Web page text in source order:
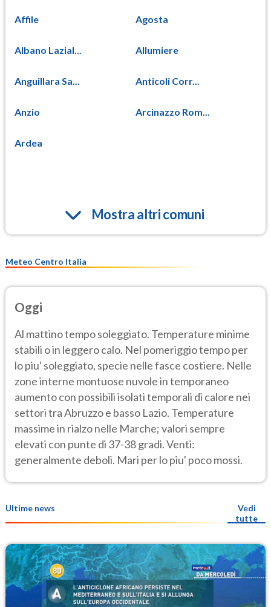
Affile Agosta
Albano Lazial... Allumiere
Anguillara Sa... Anticoli Corr...
Anzio Arcinazzo Rom...
Ardea
Mostra altri comuni
Meteo Centro Italia
Oggi
Al mattino tempo soleggiato. Temperature minime
stabili o in leggero calo. Nel pomeriggio tempo per
lo piu' soleggiato, specie nelle fasce costiere. Nelle
zone interne montuose nuvole in temporaneo
aumento con possibili isolati temporali di calore nei
settori tra Abruzzo e basso Lazio. Temperature
massime in rialzo nelle Marche; valori sempre
elevati con punte di 37-38 gradi. Venti:
generalmente deboli. Mari per lo piu' poco mossi.
Ultime news
Vedi
tutte